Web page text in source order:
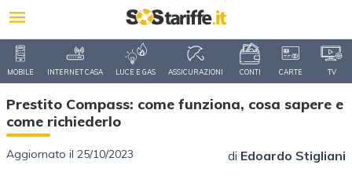
MOBILE INTERNET CASA LUCE E GAS ASSICURAZIONI CONTI CARTE TV
Prestito Compass: come funziona, cosa sapere e
come richiederlo
Aggiornato il 25/10/2023 di Edoardo Stigliani